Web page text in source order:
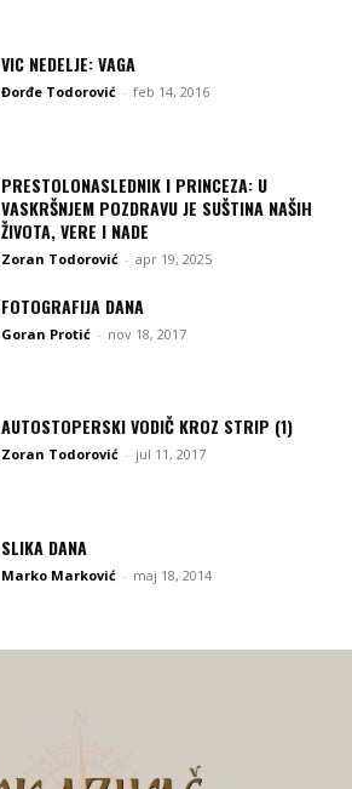
VIC NEDELJE: VAGA
Đorđe Todorović - feb 14, 2016
PRESTOLONASLEDNIK I PRINCEZA: U
VASKRŠNJEM POZDRAVU JE SUŠTINA NAŠIH
ŽIVOTA, VERE I NADE
Zoran Todorović - apr 19, 2025
FOTOGRAFIJA DANA
Goran Protić - nov 18, 2017
AUTOSTOPERSKI VODIČ KROZ STRIP (1)
Zoran Todorović - jul 11, 2017
SLIKA DANA
Marko Marković - maj 18, 2014